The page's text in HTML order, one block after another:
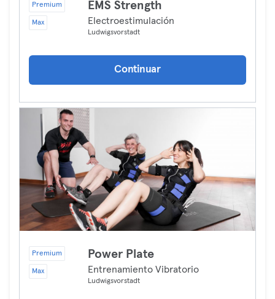
Premium
Max
EMS Strength
Electroestimulación
Ludwigsvorstadt
Continuar
Premium
Max
Power Plate
Entrenamiento Vibratorio
Ludwigsvorstadt